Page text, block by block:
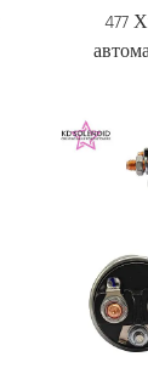
477